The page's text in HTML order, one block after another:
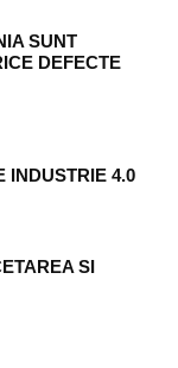
SUNT
DEFECTE
INDUSTRIE 4.0
SI